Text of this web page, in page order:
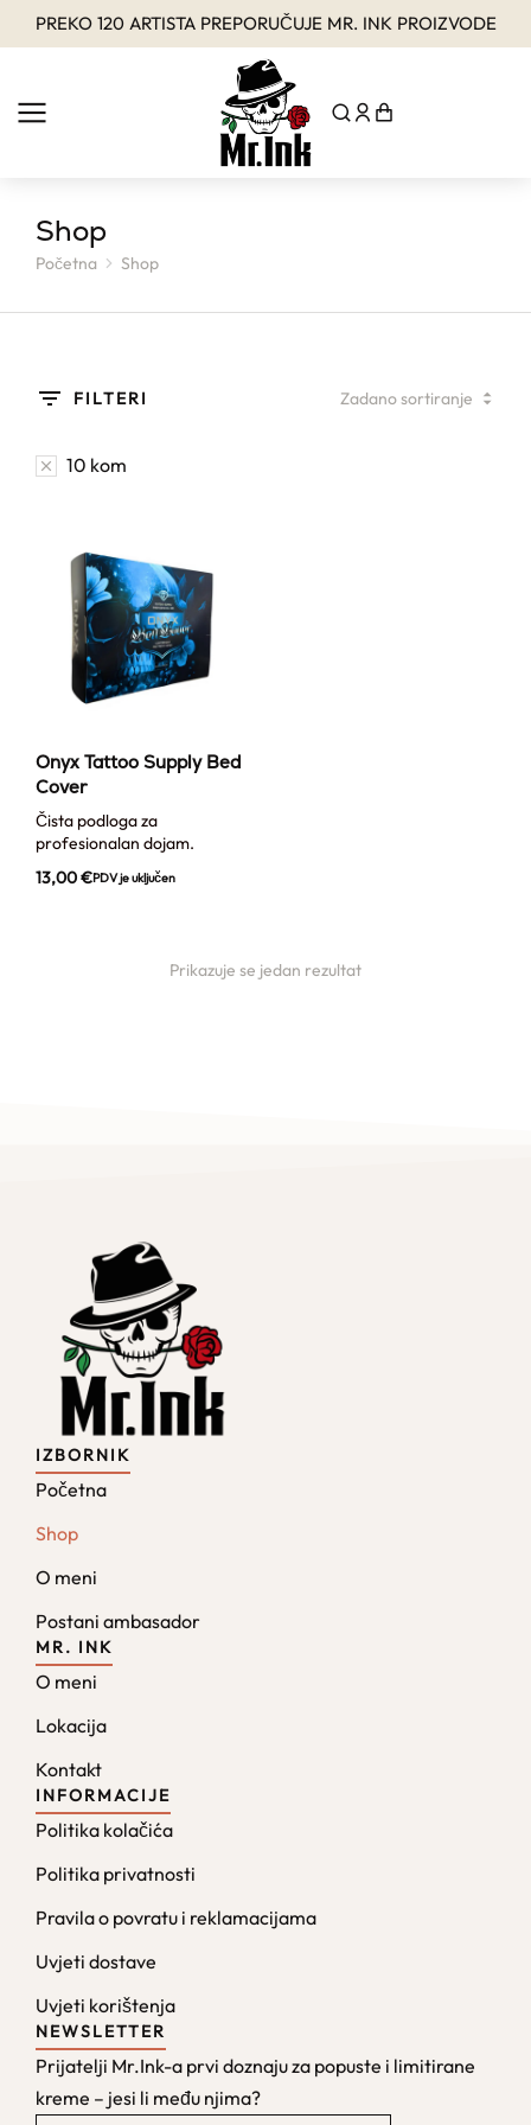
PREKO 120 ARTISTA PREPORUČUJE MR. INK PROIZVODE
Shop
You are here:
Početna Shop
FILTERI
10 kom
Onyx Tattoo Supply Bed
Cover
Čista podloga za
profesionalan dojam.
13,00€PDV je uključen
Prikazuje se jedan rezultat
IZBORNIK
Početna
Shop
O meni
Postani ambasador
MR. INK
O meni
Lokacija
Kontakt
INFORMACIJE
Politika kolačića
Politika privatnosti
Pravila o povratu i reklamacijama
Uvjeti dostave
Uvjeti korištenja
NEWSLETTER
Prijatelji Mr.Ink-a prvi doznaju za popuste i limitirane
kreme – jesi li među njima?